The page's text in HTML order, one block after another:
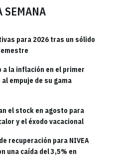
SEMANA
para 2026 tras un sólido
a la inflación en el primer
empuje de su gama
el stock en agosto para
y el éxodo vacacional
recuperación para NIVEA
una caída del 3,5% en